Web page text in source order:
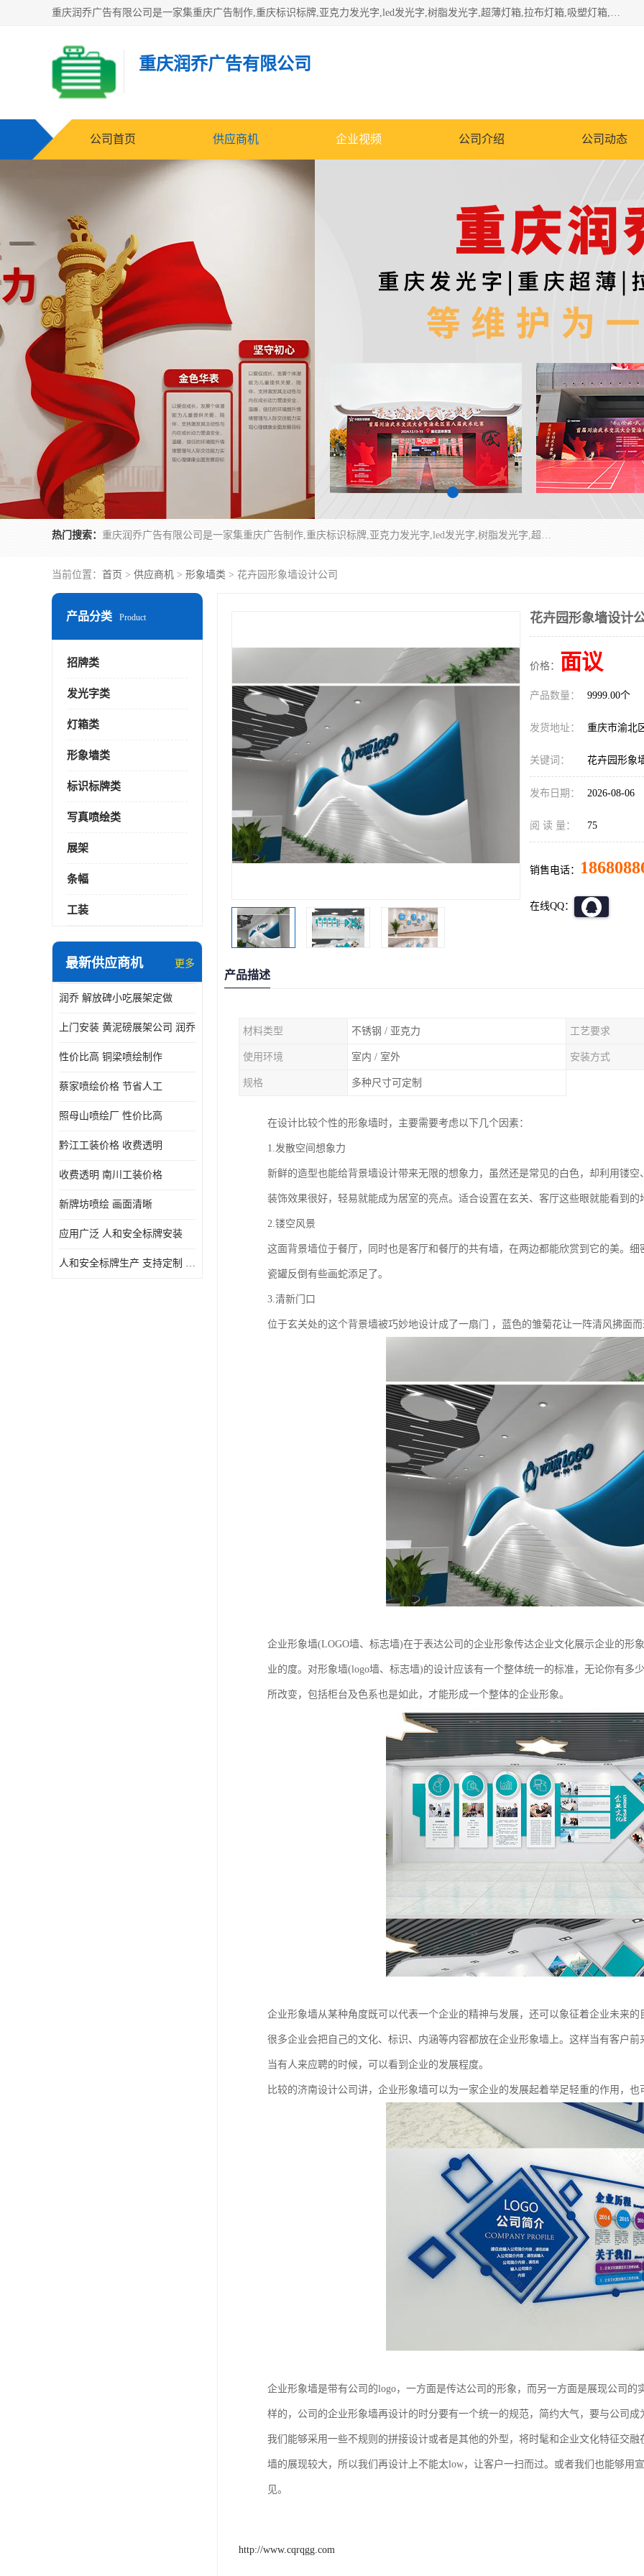
重庆润乔广告有限公司是一家集重庆广告制作,重庆标识标牌,亚克力发光字,led发光字,树脂发光字,超薄灯箱,拉布灯箱,吸塑灯箱,门头招牌,企业形象墙,写真喷绘,x展架,拉网展架,广告展架,条幅,锦旗设计,制作,施工,维护为一体的专业化广告公司.
重庆润乔广告有限公司
公司首页 供应商机 企业视频 公司介绍 公司动态
热门搜索： 重庆润乔广告有限公司是一家集重庆广告制作,重庆标识标牌,亚克力发光字,led发光字,树脂发光字,超薄灯箱,拉布灯箱,吸塑灯箱,门头招牌,企业形象墙,写真喷绘,x展架,拉网展架,广告展架,条幅,锦旗设计,制作,施工,维护为一体的专业化广告公司.
当前位置： 首页 > 供应商机 > 形象墙类 > 花卉园形象墙设计公司
产品分类 Product
招牌类
发光字类
灯箱类
形象墙类
标识标牌类
写真喷绘类
展架
条幅
工装
最新供应商机 更多
润乔 解放碑小吃展架定做
上门安装 黄泥磅展架公司 润乔
性价比高 铜梁喷绘制作
蔡家喷绘价格 节省人工
照母山喷绘厂 性价比高
黔江工装价格 收费透明
收费透明 南川工装价格
新牌坊喷绘 画面清晰
应用广泛 人和安全标牌安装
人和安全标牌生产 支持定制 润乔
花卉园形象墙设计
价格： 面议
产品数量： 9999.00个
发货地址： 重庆市渝
关键词： 花卉园形象
发布日期： 2026-08-06
阅 读 量： 75
销售电话：
在线QQ：
产品描述
材料类型 不锈钢 / 亚克力 工艺要求
使用环境 室内 / 室外 安装方式
规格 多种尺寸可定制
在设计比较个性的形象墙时，主要需要考虑以下几个因素：
1.发散空间想象力
新鲜的造型也能给背景墙设计带来无限的想象力，虽然还是常见的白色，却利用镂
装饰效果很好，轻易就能成为居室的亮点。适合设置在玄关、客厅这些眼就能看到的
2.镂空风景
这面背景墙位于餐厅，同时也是客厅和餐厅的共有墙，在两边都能欣赏到它的美。
瓷罐反倒有些画蛇添足了。
3.清新门口
位于玄关处的这个背景墙被巧妙地设计成了一扇门 ，蓝色的雏菊花让一阵清风拂面
企业形象墙(LOGO墙、标志墙)在于表达公司的企业形象传达企业文化展示企业的形
业的度。对形象墙(logo墙、标志墙)的设计应该有一个整体统一的标准，无论你有多
所改变，包括柜台及色系也是如此，才能形成一个整体的企业形象。
企业形象墙从某种角度既可以代表一个企业的精神与发展，还可以象征着企业未来的
很多企业会把自己的文化、标识、内涵等内容都放在企业形象墙上。这样当有客户
当有人来应聘的时候，可以看到企业的发展程度。
比较的济南设计公司讲，企业形象墙可以为一家企业的发展起着举足轻重的作用，
企业形象墙是带有公司的logo，一方面是传达公司的形象，而另一方面是展现公司
样的，公司的企业形象墙再设计的时分要有一个统一的规范，简约大气，要与公司
我们能够采用一些不规则的拼接设计或者是其他的外型，将时髦和企业文化特征交
墙的展现较大，所以我们再设计上不能太low，让客户一扫而过。或者我们也能够用
见。
http://www.cqrqgg.com